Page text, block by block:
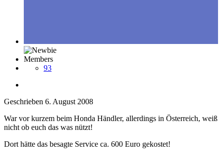
Members
93
Geschrieben 6. August 2008
War vor kurzem beim Honda Händler, allerdings in Österreich, weiß
nicht ob euch das was nützt!
Dort hätte das besagte Service ca. 600 Euro gekostet!